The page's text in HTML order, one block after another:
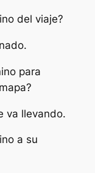
del viaje?
para
va llevando.
a su